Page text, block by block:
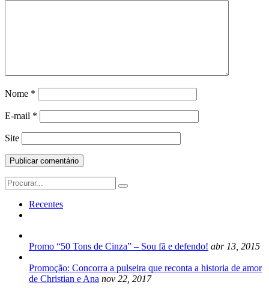
Nome *
E-mail *
Site
Search
for:
Recentes
Promo “50 Tons de Cinza” – Sou fã e defendo! abr 13, 2015
Promoção: Concorra a pulseira que reconta a historia de amor
de Christian e Ana nov 22, 2017